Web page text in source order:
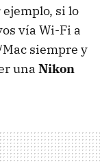
ejemplo, si lo
vía Wi-Fi a
siempre y
una Nikon